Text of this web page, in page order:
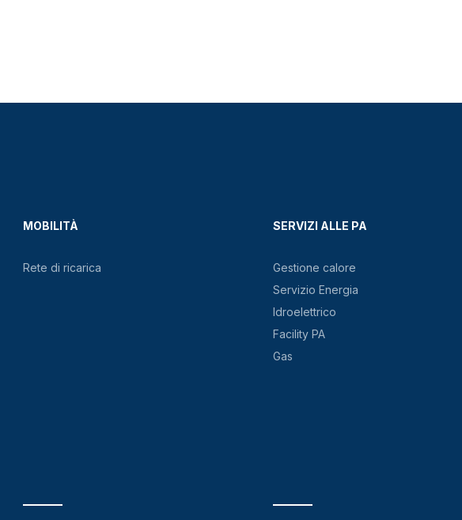
MOBILITÀ
Rete di ricarica
SERVIZI ALLE PA
Gestione calore
Servizio Energia
Idroelettrico
Facility PA
Gas